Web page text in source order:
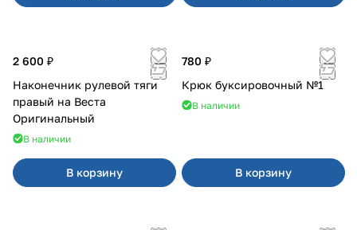
2 600 ₽
Наконечник рулевой тяги
правый на Веста
Оригинальный
В наличии
В корзину
780 ₽
Крюк буксировочный №1
В наличии
В корзину